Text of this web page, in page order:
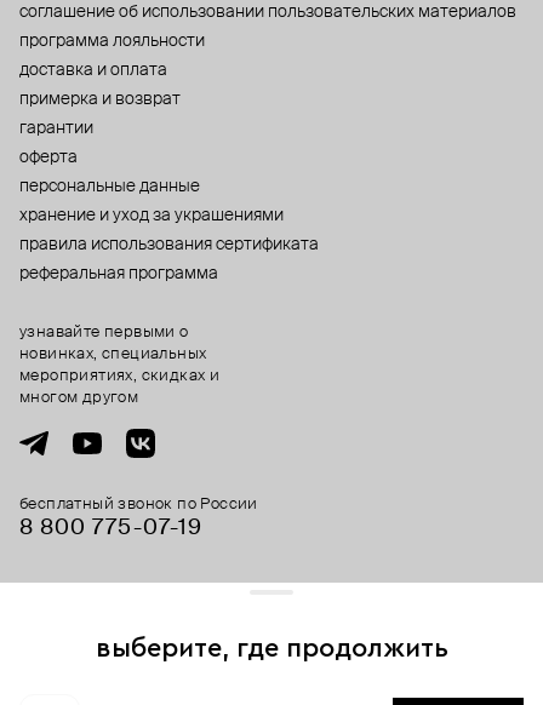
cоглашение об использовании пользовательских материалов
программа лояльности
доставка и оплата
примерка и возврат
гарантии
оферта
персональные данные
хранение и уход за украшениями
правила использования сертификата
реферальная программа
бесплатный звонок по России
8 800 775⁠-07⁠-19
узнавайте первыми о
новинках, специальных
мероприятиях, скидках и
многом другом
выберите, где продолжить